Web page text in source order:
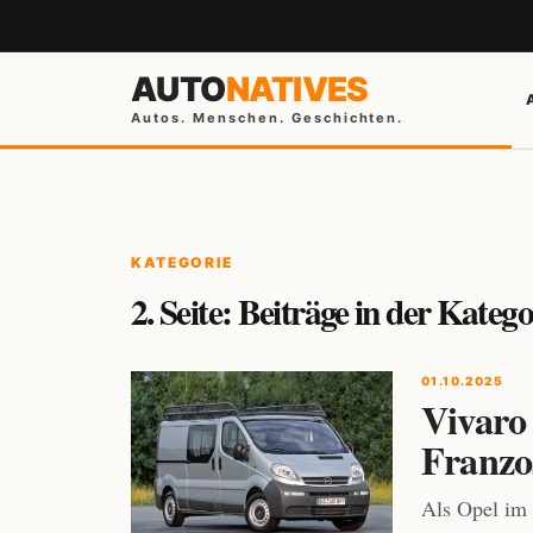
AUTONATIVES
Autos. Menschen. Geschichten.
KATEGORIE
2. Seite: Beiträge in der
01.10.2025
Als Opel im